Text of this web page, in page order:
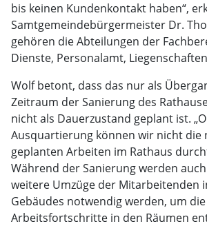
bis keinen Kundenkontakt haben“,
Samtgemeindebürgermeister Dr.
gehören die Abteilungen der
Dienste, Personalamt,
Wolf betont, dass das nur als
Zeitraum der Sanierung des
nicht als Dauerzustand geplant ist.
Ausquartierung können wir nicht die
geplanten Arbeiten im Rathaus
Während der Sanierung werden
weitere Umzüge der Mitarbeitenden
Gebäudes notwendig werden, um die
Arbeitsfortschritte in den Räumen